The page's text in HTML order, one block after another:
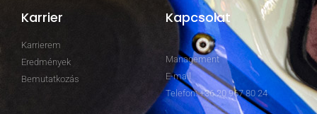
Karrier
Karrierem
Eredmények
Bemutatkozás
Kapcsolat
Management
E-mail
Telefon: +36 20 967 80 24